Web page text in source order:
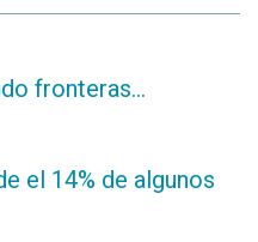
fronteras...
el 14% de algunos